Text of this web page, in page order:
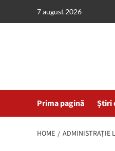
7 august 2026
Prima pagină Știri
HOME ADMINISTRAȚIE